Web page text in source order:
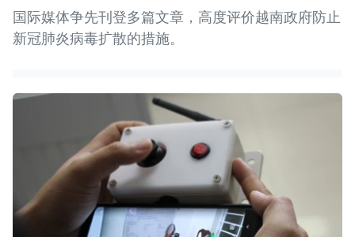
国际媒体争先刊登多篇文章，高度评价越南政府防止
新冠肺炎病毒扩散的措施。